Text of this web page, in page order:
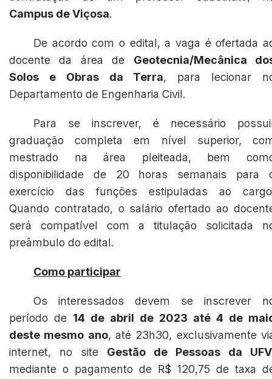
Campus de Viçosa.
De acordo com o edital, a vaga é ofertada
docente da área de Geotecnia/Mecânica
Solos e Obras da Terra, para lecionar
Departamento de Engenharia Civil.
Para se inscrever, é necessário
graduação completa em nível superior,
mestrado na área pleiteada, bem
disponibilidade de 20 horas semanais para
exercício das funções estipuladas ao
Quando contratado, o salário ofertado ao
será compatível com a titulação solicitada
preâmbulo do edital.
Como participar
Os interessados devem se inscrever
período de 14 de abril de 2023 até 4 de
deste mesmo ano, até 23h30, exclusivamente
internet, no site Gestão de Pessoas da UFV
mediante o pagamento de R$ 120,75 de taxa